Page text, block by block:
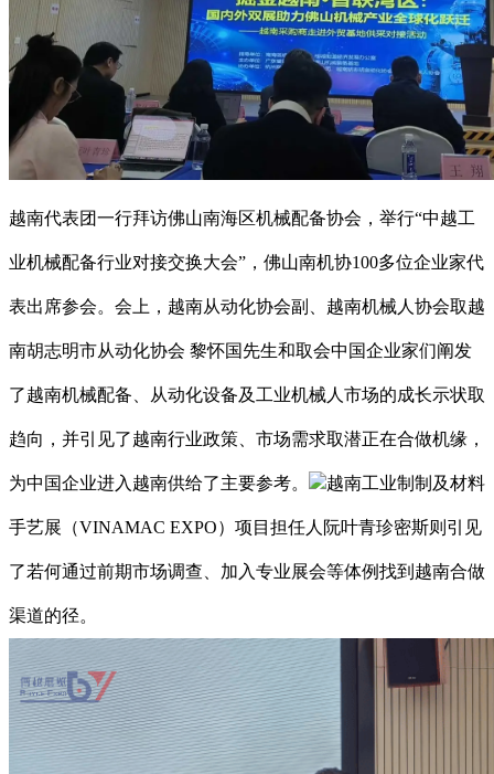
越南代表团一行拜访佛山南海区机械配备协会，举行“中越工
业机械配备行业对接交换大会”，佛山南机协100多位企业家代
表出席参会。会上，越南从动化协会副、越南机械人协会取越
南胡志明市从动化协会 黎怀国先生和取会中国企业家们阐发
了越南机械配备、从动化设备及工业机械人市场的成长示状取
趋向，并引见了越南行业政策、市场需求取潜正在合做机缘，
为中国企业进入越南供给了主要参考。 越南工业制制及材料
手艺展（VINAMAC EXPO）项目担任人阮叶青珍密斯则引见
了若何通过前期市场调查、加入专业展会等体例找到越南合做
渠道的径。